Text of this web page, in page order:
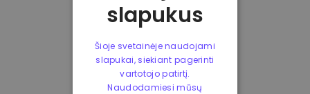
slapukus
Šioje svetainėje naudojami
slapukai, siekiant pagerinti
vartotojo patirtį.
Naudodamiesi mūsų